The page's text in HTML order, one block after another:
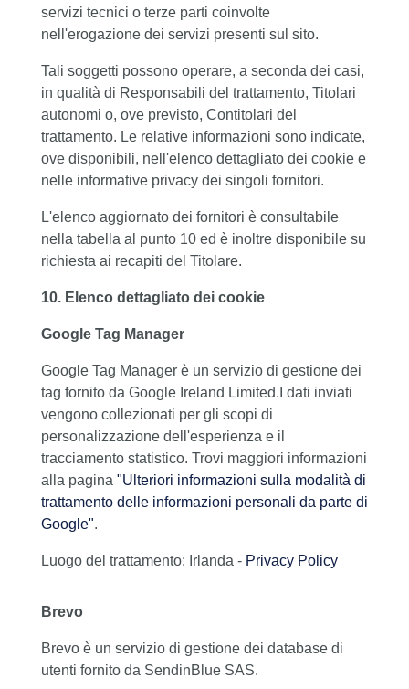
servizi tecnici o terze parti coinvolte
nell'erogazione dei servizi presenti sul sito.
Tali soggetti possono operare, a seconda dei casi,
in qualità di Responsabili del trattamento, Titolari
autonomi o, ove previsto, Contitolari del
trattamento. Le relative informazioni sono indicate,
ove disponibili, nell'elenco dettagliato dei cookie e
nelle informative privacy dei singoli fornitori.
L'elenco aggiornato dei fornitori è consultabile
nella tabella al punto 10 ed è inoltre disponibile su
richiesta ai recapiti del Titolare.
10. Elenco dettagliato dei cookie
Google Tag Manager
Google Tag Manager è un servizio di gestione dei
tag fornito da Google Ireland Limited.I dati inviati
vengono collezionati per gli scopi di
personalizzazione dell'esperienza e il
tracciamento statistico. Trovi maggiori informazioni
alla pagina "Ulteriori informazioni sulla modalità di
trattamento delle informazioni personali da parte di
Google".
Luogo del trattamento: Irlanda - Privacy Policy
Brevo
Brevo è un servizio di gestione dei database di
utenti fornito da SendinBlue SAS.